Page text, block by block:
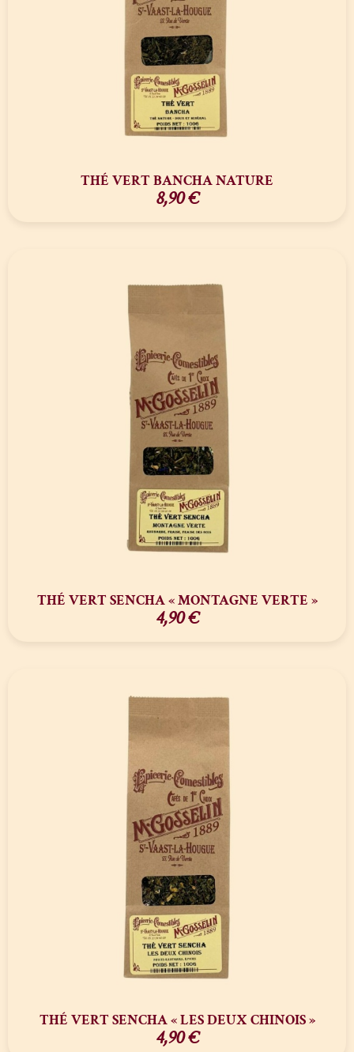
THÉ VERT BANCHA NATURE
8,90€
THÉ VERT SENCHA « MONTAGNE VERTE »
4,90€
THÉ VERT SENCHA « LES DEUX CHINOIS »
4,90€